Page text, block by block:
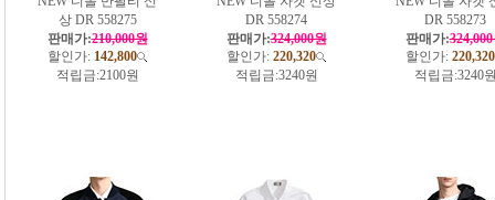
상 DR 558275
판매가:210,000원
할인가: 142,800
적립금:2100원
DR 558274
판매가:324,000원
할인가: 220,320
적립금:3240원
DR 558273
판매가:
할인가: 220,320
적립금:3240